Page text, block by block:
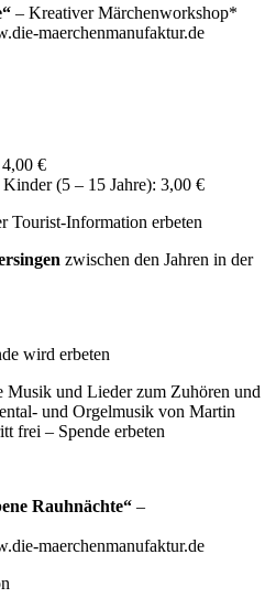
– Kreativer Märchenworkshop*
maerchenmanufaktur.de
€
(5 – 15 Jahre): 3,00 €
Tourist-Information erbeten
zwischen den Jahren in der
wird erbeten
Musik und Lieder zum Zuhören und
und Orgelmusik von Martin
frei – Spende erbeten
Rauhnächte“ –
maerchenmanufaktur.de